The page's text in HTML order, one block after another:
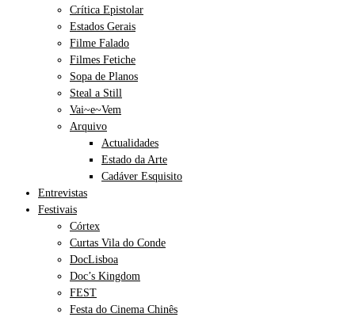
Crítica Epistolar
Estados Gerais
Filme Falado
Filmes Fetiche
Sopa de Planos
Steal a Still
Vai~e~Vem
Arquivo
Actualidades
Estado da Arte
Cadáver Esquisito
Entrevistas
Festivais
Córtex
Curtas Vila do Conde
DocLisboa
Doc’s Kingdom
FEST
Festa do Cinema Chinês